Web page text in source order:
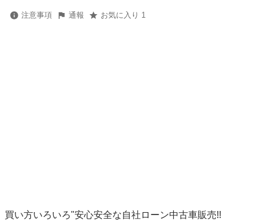
注意事項 通報 お気に入り 1
買い方いろいろ"安心安全な自社ローン中古車販売!!